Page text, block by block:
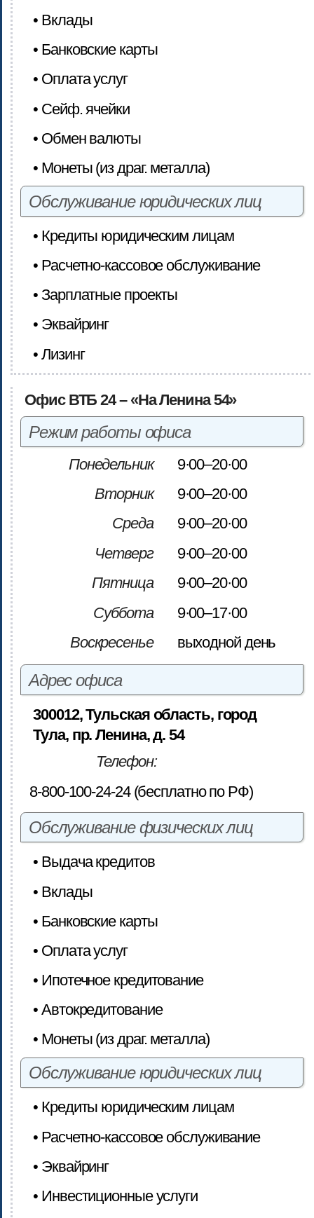
• Вклады
• Банковские карты
• Оплата услуг
• Сейф. ячейки
• Обмен валюты
• Монеты (из драг. металла)
Обслуживание юридических лиц
• Кредиты юридическим лицам
• Расчетно-кассовое обслуживание
• Зарплатные проекты
• Эквайринг
• Лизинг
Офис ВТБ 24 – «На Ленина 54»
Режим работы офиса
Понедельник
9·00–20·00
Вторник
9·00–20·00
Среда
9·00–20·00
Четверг
9·00–20·00
Пятница
9·00–20·00
Суббота
9·00–17·00
Воскресенье
выходной день
Адрес офиса
300012, Тульская область, город
Тула, пр. Ленина, д. 54
Телефон:
8-800-100-24-24 (бесплатно по РФ)
Обслуживание физических лиц
• Выдача кредитов
• Вклады
• Банковские карты
• Оплата услуг
• Ипотечное кредитование
• Автокредитование
• Монеты (из драг. металла)
Обслуживание юридических лиц
• Кредиты юридическим лицам
• Расчетно-кассовое обслуживание
• Эквайринг
• Инвестиционные услуги